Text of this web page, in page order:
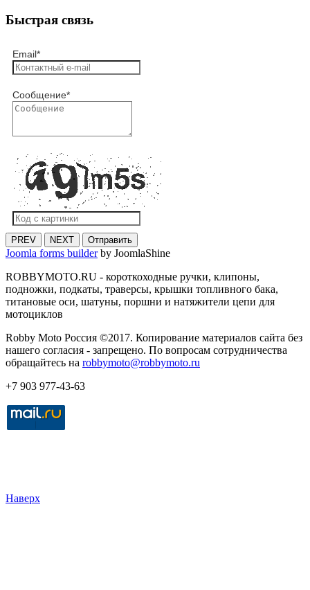
Быстрая связь
Email*
Сообщение*
PREV NEXT Отправить
Joomla forms builderby JoomlaShine
ROBBYMOTO.RU - короткоходные ручки, клипоны,
подножки, подкаты, траверсы, крышки топливного бака,
титановые оси, шатуны, поршни и натяжители цепи для
мотоциклов
Robby Moto Россия ©2017. Копирование материалов сайта без
нашего согласия - запрещено. По вопросам сотрудничества
обращайтесь на robbymoto@robbymoto.ru
+7 903 977-43-63
Наверх